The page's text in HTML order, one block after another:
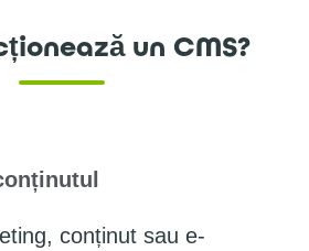
un CMS?
conținut sau e-